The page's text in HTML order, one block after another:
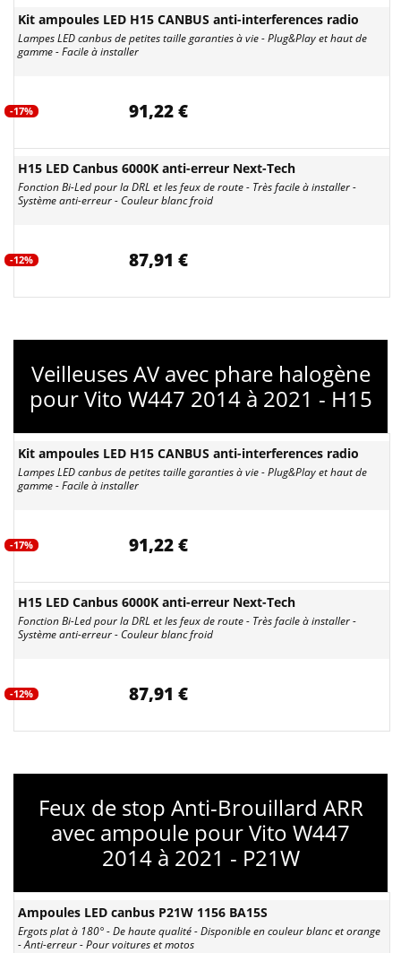
Kit ampoules LED H15 CANBUS anti-interferences radio
Lampes LED canbus de petites taille garanties à vie - Plug&Play et haut de
gamme - Facile à installer
-17% 91,22 €
H15 LED Canbus 6000K anti-erreur Next-Tech
Fonction Bi-Led pour la DRL et les feux de route - Très facile à installer -
Système anti-erreur - Couleur blanc froid
-12% 87,91 €
Veilleuses AV avec phare halogène
pour Vito W447 2014 à 2021 - H15
Kit ampoules LED H15 CANBUS anti-interferences radio
Lampes LED canbus de petites taille garanties à vie - Plug&Play et haut de
gamme - Facile à installer
-17% 91,22 €
H15 LED Canbus 6000K anti-erreur Next-Tech
Fonction Bi-Led pour la DRL et les feux de route - Très facile à installer -
Système anti-erreur - Couleur blanc froid
-12% 87,91 €
Feux de stop Anti-Brouillard ARR
avec ampoule pour Vito W447
2014 à 2021 - P21W
Ampoules LED canbus P21W 1156 BA15S
Ergots plat à 180° - De haute qualité - Disponible en couleur blanc et orange
- Anti-erreur - Pour voitures et motos